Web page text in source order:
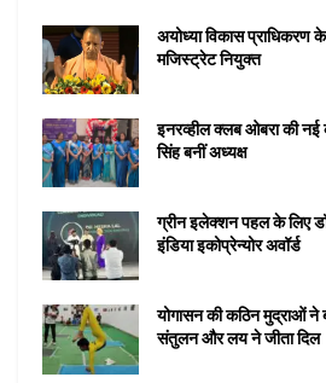
अयोध्या विकास प्राधिकरण
मजिस्ट्रेट नियुक्त
इनरव्हील क्लब ओबरा की नई
सिंह बनीं अध्यक्ष
ग्रीन इलेक्शन पहल के लिए
इंडिया इकोप्रेन्योर अवॉर्ड
योगासन की कठिन मुद्राओं ने
संतुलन और लय ने जीता दिल